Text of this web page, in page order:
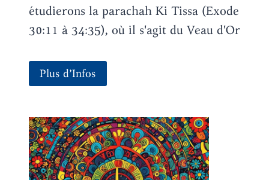
étudierons la parachah Ki Tissa (Exode
30:11 à 34:35), où il s'agit du Veau d'Or
Plus d’Infos